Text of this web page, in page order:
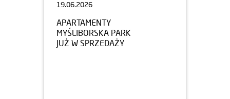
APARTAMENTY
MYŚLIBORSKA PARK
JUŻ W SPRZEDAŻY